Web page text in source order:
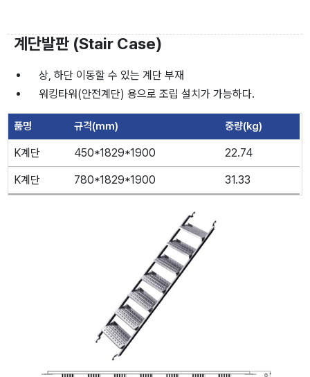
계단발판 (Stair Case)
상, 하단 이동할 수 있는 계단 부재
워킹타워(안전계단) 용으로 조립 설치가 가능하다.
품명 규격(mm) 중량(kg)
K계단 450*1829*1900 22.74
K계단 780*1829*1900 31.33